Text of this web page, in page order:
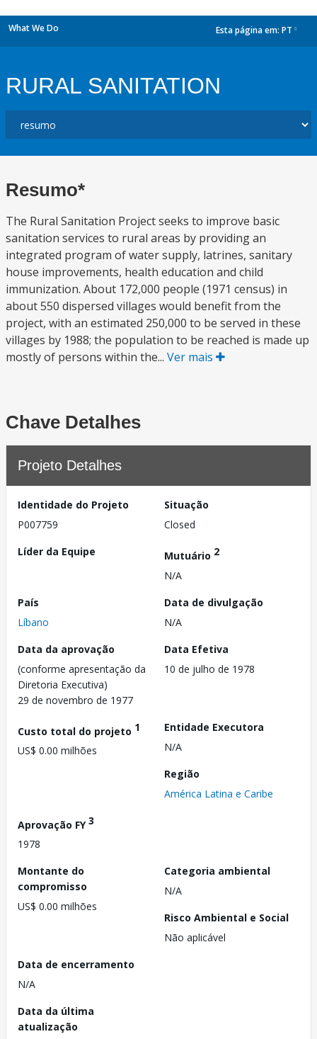
What We Do Esta página em: PT
RURAL SANITATION
Resumo*
The Rural Sanitation Project seeks to improve basic
sanitation services to rural areas by providing an
integrated program of water supply, latrines, sanitary
house improvements, health education and child
immunization. About 172,000 people (1971 census) in
about 550 dispersed villages would benefit from the
project, with an estimated 250,000 to be served in these
villages by 1988; the population to be reached is made up
mostly of persons within the... Ver mais
Chave Detalhes
Projeto Detalhes
Identidade do Projeto
P007759
Situação
Closed
Líder da Equipe
Mutuário 2
N/A
País
Líbano
Data de divulgação
N/A
Data da aprovação
(conforme apresentação da
Diretoria Executiva)
29 de novembro de 1977
Data Efetiva
10 de julho de 1978
Custo total do projeto 1
US$ 0.00 milhões
Entidade Executora
N/A
Região
América Latina e Caribe
Aprovação FY3
1978
Montante do
compromisso
US$ 0.00 milhões
Categoria ambiental
N/A
Risco Ambiental e Social
Não aplicável
Data de encerramento
N/A
Data da última
atualização